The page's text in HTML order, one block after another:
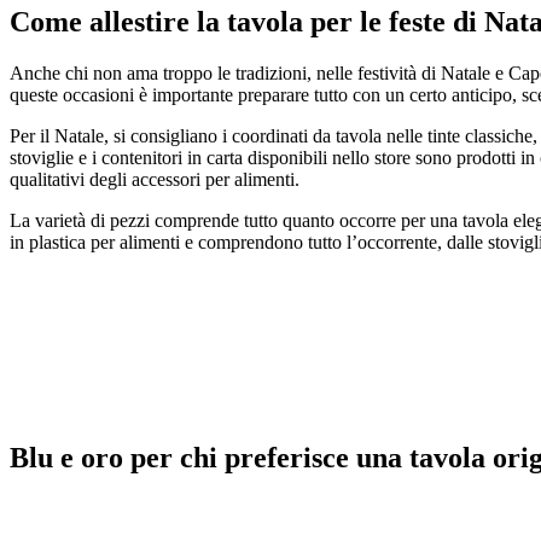
Come allestire la tavola per le feste di
Anche chi non ama troppo le tradizioni, nelle festività di Natale e
queste occasioni è importante preparare tutto con un certo anticipo,
Per il Natale, si consigliano i coordinati da tavola nelle tinte
stoviglie e i contenitori in carta disponibili nello store sono prodotti
qualitativi degli accessori per alimenti.
La varietà di pezzi comprende tutto quanto occorre per una tavola
in plastica per alimenti e comprendono tutto l’occorrente, dalle
Blu e oro per chi preferisce una tavola